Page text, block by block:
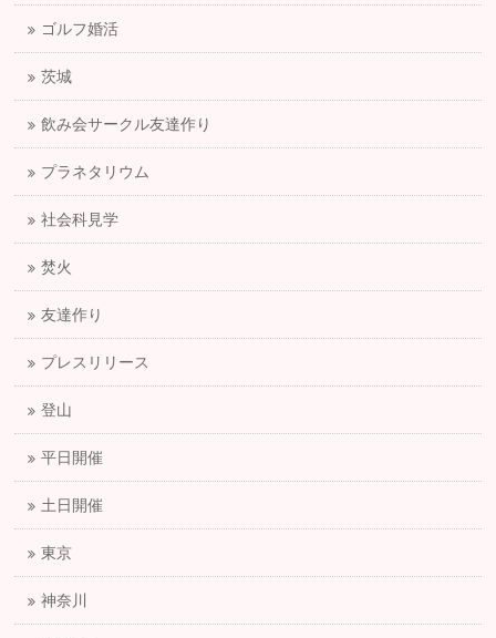
ゴルフ婚活
茨城
飲み会サークル友達作り
プラネタリウム
社会科見学
焚火
友達作り
プレスリリース
登山
平日開催
土日開催
東京
神奈川